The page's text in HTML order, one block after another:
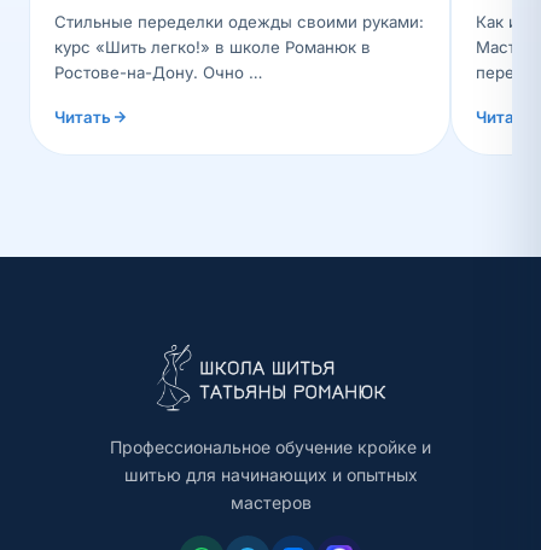
Стильные переделки одежды своими руками:
курс «Шить легко!» в школе Романюк в
Ростове-на-Дону. Очно …
Читать
Как из
Читать
Профессиональное обучение кройке и
шитью для начинающих и опытных
мастеров